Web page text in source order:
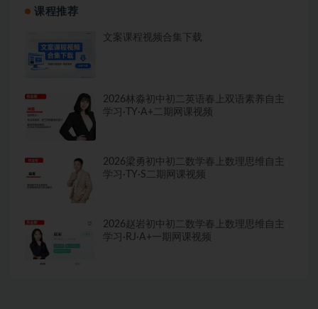
课程推荐
文案课程视频合集下载
2026林淼初中初二英语春上双语素养自主
学习·TY·A+二期网课视频
2026梁勇初中初二数学春上数理思维自主
学习·TY·S二期网课视频
2026赵岩初中初二数学春上数理思维自主
学习·RJ·A+一期网课视频